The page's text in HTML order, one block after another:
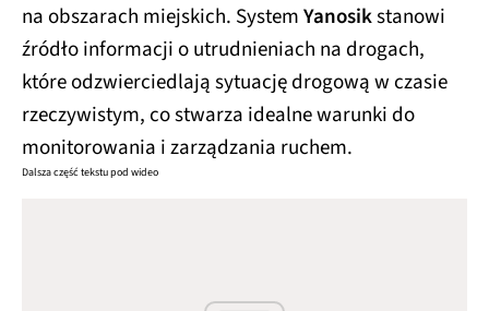
na obszarach miejskich. SystemYanosikstanowi
źródło informacji o utrudnieniach na drogach,
które odzwierciedlają sytuację drogową w czasie
rzeczywistym, co stwarza idealne warunki do
monitorowania i zarządzania ruchem.
Dalsza część tekstu pod wideo